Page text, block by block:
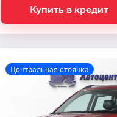
Купить в кредит
Центральная стоянка